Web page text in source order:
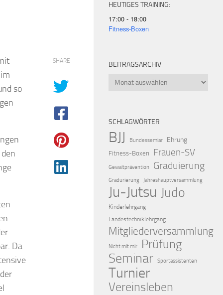
so
Da
SHARE
HEUTIGES TRAINING:
17:00 - 18:00
Fitness-Boxen
BEITRAGSARCHIV
Beitragsarchiv
SCHLAGWÖRTER
BJJ Bundessemiar Ehrung
Fitness-Boxen Frauen-SV
Gewaltprävention Graduierung
Gradurierung Jahreshauptversammlung
Ju-Jutsu Judo
Kinderlehrgang
Landestechniklehrgang
Mitgliederversammlung
Nicht mit mir Prüfung
Seminar Sportassistenten
Turnier
Vereinsleben